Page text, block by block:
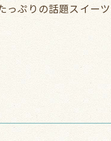
っぷりの話題スイー